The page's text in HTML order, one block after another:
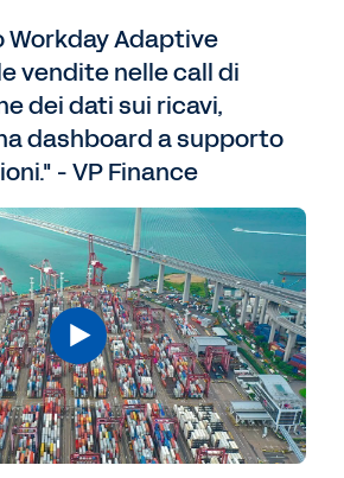
Workday Adaptive
vendite nelle call di
dei dati sui ricavi,
dashboard a supporto
- VP Finance